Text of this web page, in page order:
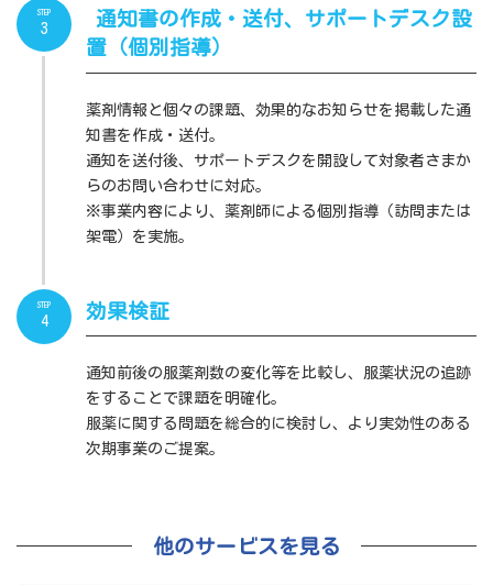
通知書の作成・送付、サポートデスク設
置（個別指導）
薬剤情報と個々の課題、効果的なお知らせを掲載した通
知書を作成・送付。
通知を送付後、サポートデスクを開設して対象者さまか
らのお問い合わせに対応。
※事業内容により、薬剤師による個別指導（訪問または
架電）を実施。
STEP
3
効果検証
通知前後の服薬剤数の変化等を比較し、服薬状況の追跡
をすることで課題を明確化。
服薬に関する問題を総合的に検討し、より実効性のある
次期事業のご提案。
STEP
4
他のサービスを見る